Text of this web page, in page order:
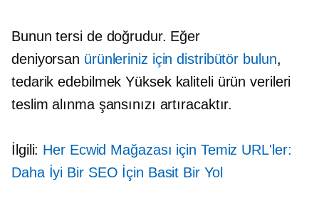
Bunun tersi de doğrudur. Eğer
deniyorsan ürünleriniz için distribütör bulun,
tedarik edebilmekYüksek kaliteliürün verileri
teslim alınma şansınızı artıracaktır.
İlgili: Her Ecwid Mağazası için Temiz URL'ler:
Daha İyi Bir SEO İçin Basit Bir Yol